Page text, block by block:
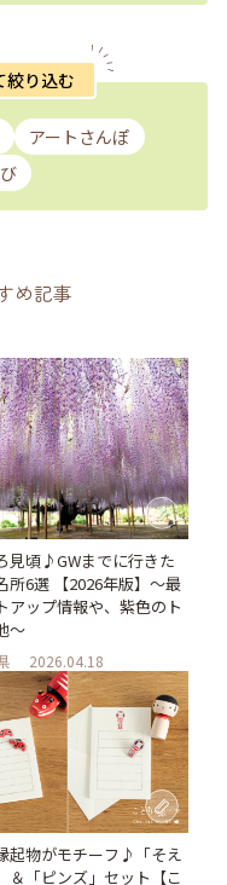
絞り込む
アートさんぽ
め記事
見頃♪GWまでに行きた
所6選 【2026年版】～最
アップ情報や、紫色のト
～
2026.04.18
起物がモチーフ♪「そえ
＆「ピンズ」セット【こ